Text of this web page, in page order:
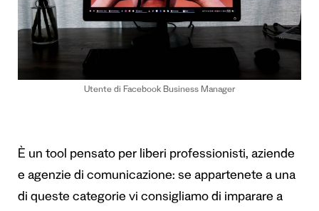
Utente di Facebook Business Manager
È un tool pensato per liberi professionisti, aziende
e agenzie di comunicazione: se appartenete a una
di queste categorie vi consigliamo di imparare a